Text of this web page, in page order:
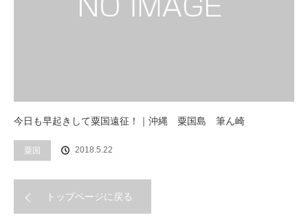
今日も早起きして粟国遠征！｜沖縄 粟国島 筆ん崎
粟国 2018.5.22
トップページに戻る